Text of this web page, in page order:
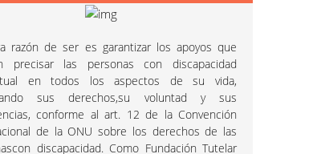
razón de ser es garantizar los apoyos que
precisar las personas con discapacidad
en todos los aspectos de su vida,
sus derechos,su voluntad y sus
conforme al art. 12 de la Convención
de la ONU sobre los derechos de las
discapacidad. Como Fundación Tutelar